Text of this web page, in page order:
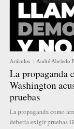
Artículos André Abeledo
La propaganda
Washington
pruebas
La propaganda como
debería exigir pruebas